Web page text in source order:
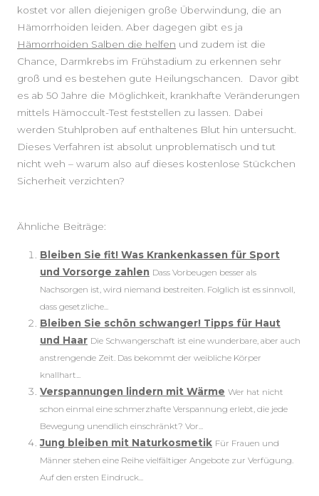
kostet vor allen diejenigen große Überwindung, die an
Hämorrhoiden leiden. Aber dagegen gibt es ja
Hämorrhoiden Salben die helfen und zudem ist die
Chance, Darmkrebs im Frühstadium zu erkennen sehr
groß und es bestehen gute Heilungschancen. Davor gibt
es ab 50 Jahre die Möglichkeit, krankhafte Veränderungen
mittels Hämoccult-Test feststellen zu lassen. Dabei
werden Stuhlproben auf enthaltenes Blut hin untersucht.
Dieses Verfahren ist absolut unproblematisch und tut
nicht weh – warum also auf dieses kostenlose Stückchen
Sicherheit verzichten?
Ähnliche Beiträge:
Bleiben Sie fit! Was Krankenkassen für Sport
und Vorsorge zahlen Dass Vorbeugen besser als
Nachsorgen ist, wird niemand bestreiten. Folglich ist es sinnvoll,
dass gesetzliche...
Bleiben Sie schön schwanger! Tipps für Haut
und Haar Die Schwangerschaft ist eine wunderbare, aber auch
anstrengende Zeit. Das bekommt der weibliche Körper
knallhart...
Verspannungen lindern mit Wärme Wer hat nicht
schon einmal eine schmerzhafte Verspannung erlebt, die jede
Bewegung unendlich einschränkt? Vor...
Jung bleiben mit Naturkosmetik Für Frauen und
Männer stehen eine Reihe vielfältiger Angebote zur Verfügung.
Auf den ersten Eindruck...